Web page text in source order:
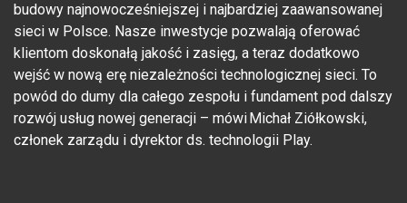
budowy najnowocześniejszej i najbardziej zaawansowanej
sieci w Polsce. Nasze inwestycje pozwalają oferować
klientom doskonałą jakość i zasięg, a teraz dodatkowo
wejść w nową erę niezależności technologicznej sieci. To
powód do dumy dla całego zespołu i fundament pod dalszy
rozwój usług nowej generacji – mówi Michał Ziółkowski,
członek zarządu i dyrektor ds. technologii Play.